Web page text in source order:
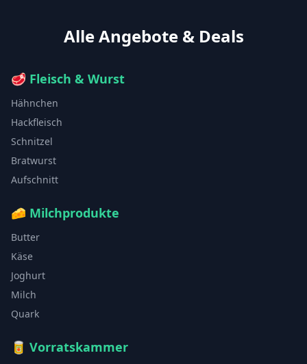
Alle Angebote & Deals
🥩 Fleisch & Wurst
Hähnchen
Hackfleisch
Schnitzel
Bratwurst
Aufschnitt
🧀 Milchprodukte
Butter
Käse
Joghurt
Milch
Quark
🥫 Vorratskammer